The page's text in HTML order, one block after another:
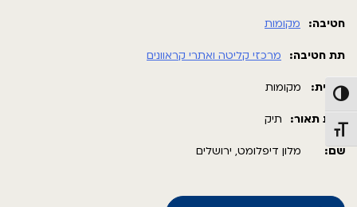
הפעל/כבה ניגודיות גבוהה
מתג גודל גופן
חטיבה: מקומות
תת חטיבה: מרכזי קליטה ואתרי קראוונים
תבנית: מקומות
רמת תאור: תיק
שם: מלון דיפלומט, ירושלים